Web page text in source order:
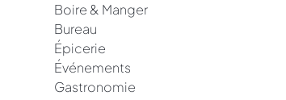
Boire & Manger
Bureau
Épicerie
Événements
Gastronomie